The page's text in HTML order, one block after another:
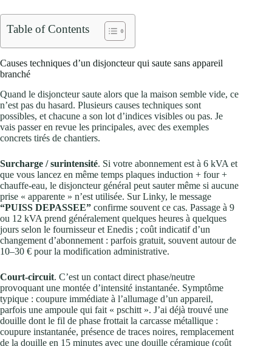
Table of Contents
Causes techniques d’un disjoncteur qui saute sans appareil
branché
Quand le disjoncteur saute alors que la maison semble vide, ce
n’est pas du hasard. Plusieurs causes techniques sont
possibles, et chacune a son lot d’indices visibles ou pas. Je
vais passer en revue les principales, avec des exemples
concrets tirés de chantiers.
Surcharge / surintensité. Si votre abonnement est à 6 kVA et
que vous lancez en même temps plaques induction + four +
chauffe‑eau, le disjoncteur général peut sauter même si aucune
prise « apparente » n’est utilisée. Sur Linky, le message
“PUISS DEPASSEE” confirme souvent ce cas. Passage à 9
ou 12 kVA prend généralement quelques heures à quelques
jours selon le fournisseur et Enedis ; coût indicatif d’un
changement d’abonnement : parfois gratuit, souvent autour de
10–30 € pour la modification administrative.
Court‑circuit. C’est un contact direct phase/neutre
provoquant une montée d’intensité instantanée. Symptôme
typique : coupure immédiate à l’allumage d’un appareil,
parfois une ampoule qui fait « pschitt ». J’ai déjà trouvé une
douille dont le fil de phase frottait la carcasse métallique :
coupure instantanée, présence de traces noires, remplacement
de la douille en 15 minutes avec une douille céramique (coût